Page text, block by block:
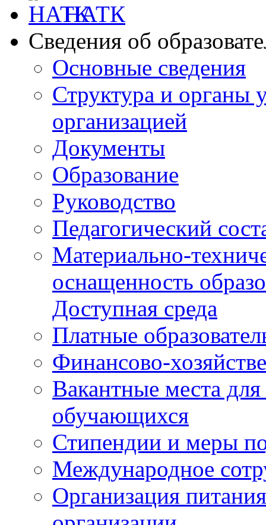
НАТК
Сведения об
Основные сведения
Структура и органы
организацией
Документы
Образование
Руководство
Педагогический
Материально-
оснащенность
Доступная среда
Платные
Финансово-
Вакантные места
обучающихся
Стипендии и меры
Международное
Организация